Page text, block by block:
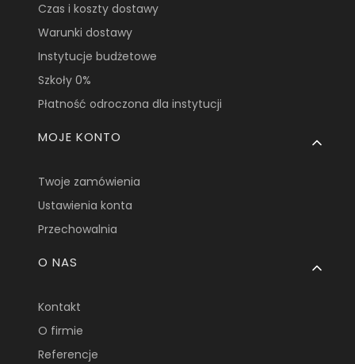
Czas i koszty dostawy
Warunki dostawy
Instytucje budżetowe
Szkoły 0%
Płatność odroczona dla instytucji
MOJE KONTO
Twoje zamówienia
Ustawienia konta
Przechowalnia
O NAS
Kontakt
O firmie
Referencje